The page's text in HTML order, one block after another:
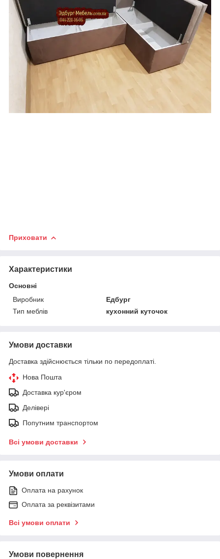
Приховати
Характеристики
Основні
Виробник
Едбург
Тип меблів
кухонний куточок
Умови доставки
Доставка здійснюється тільки по передоплаті.
Нова Пошта
Доставка кур'єром
Делівері
Попутним транспортом
Всі умови доставки
Умови оплати
Оплата на рахунок
Оплата за реквізитами
Всі умови оплати
Умови повернення